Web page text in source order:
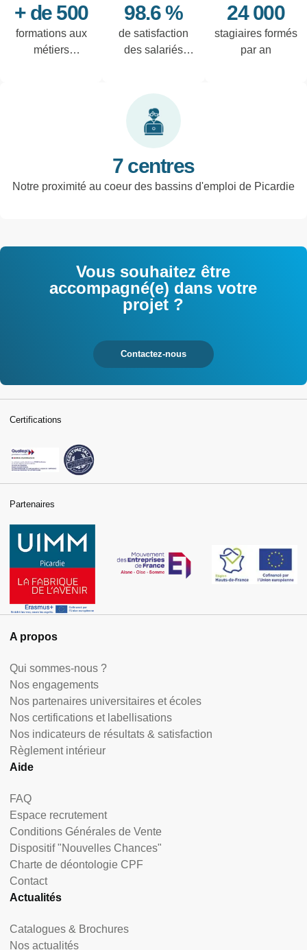
+ de 500
formations aux
métiers
98.6 %
de satisfaction
des salariés
24 000
stagiaires formés
par an
7 centres
Notre proximité au coeur des bassins d'emploi de Picardie
Vous souhaitez être
accompagné(e) dans votre
projet ?
Contactez-nous
A propos
Qui sommes-nous ?
Nos engagements
Nos partenaires universitaires et écoles
Nos certifications et labellisations
Nos indicateurs de résultats & satisfaction
Règlement intérieur
Aide
FAQ
Espace recrutement
Conditions Générales de Vente
Dispositif "Nouvelles Chances"
Charte de déontologie CPF
Contact
Actualités
Catalogues & Brochures
Nos actualités
Certifications
Partenaires